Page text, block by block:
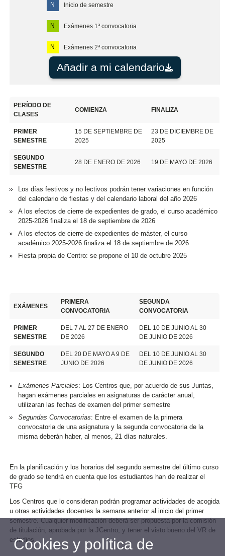
N Inicio de semestre
N Exámenes 1ª convocatoria
N Exámenes 2ª convocatoria
Añadir a mi calendario
PERÍODO DE
CLASES
COMIENZA FINALIZA
PRIMER
SEMESTRE
15 DE SEPTIEMBRE DE
2025
23 DE DICIEMBRE DE
2025
SEGUNDO
SEMESTRE
28 DE ENERO DE 2026 19 DE MAYO DE 2026
Los días festivos y no lectivos podrán tener variaciones en función
del calendario de fiestas y del calendario laboral del año 2026
A los efectos de cierre de expedientes de grado, el curso académico
2025-2026 finaliza el 18 de septiembre de 2026
A los efectos de cierre de expedientes de máster, el curso
académico 2025-2026 finaliza el 18 de septiembre de 2026
Fiesta propia de Centro: se propone el 10 de octubre 2025
EXÁMENES
PRIMERA
CONVOCATORIA
SEGUNDA
CONVOCATORIA
PRIMER
SEMESTRE
DEL 7 AL 27 DE ENERO
DE 2026
DEL 10 DE JUNIO AL 30
DE JUNIO DE 2026
SEGUNDO
SEMESTRE
DEL 20 DE MAYO A 9 DE
JUNIO DE 2026
DEL 10 DE JUNIO AL 30
DE JUNIO DE 2026
Exámenes Parciales: Los Centros que, por acuerdo de sus Juntas,
hagan exámenes parciales en asignaturas de carácter anual,
utilizaran las fechas de examen del primer semestre
Segundas Convocatorias: Entre el examen de la primera
convocatoria de una asignatura y la segunda convocatoria de la
misma deberán haber, al menos, 21 días naturales.
En la planificación y los horarios del segundo semestre del último curso
de grado se tendrá en cuenta que los estudiantes han de realizar el
TFG
Los Centros que lo consideran podrán programar actividades de acogida
u otras actividades docentes la semana anterior al inicio del primer
semestre. Cualquier modificación deberá ser propuesta por la comisión
de titulación, aprobada por la JCentro, y tener el visto bueno del VR de
estudios.
Cookies y política de